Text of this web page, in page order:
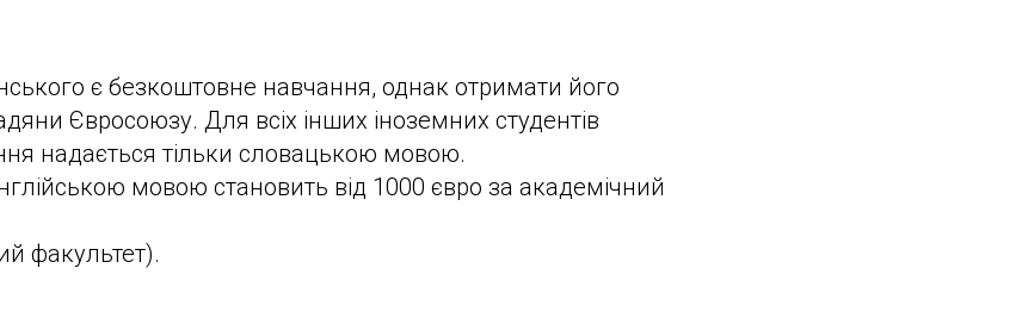
є безкоштовне навчання, однак отримати його
Євросоюзу. Для всіх інших іноземних студентів
надається тільки словацькою мовою.
мовою становить від 1000 євро за академічний
факультет).